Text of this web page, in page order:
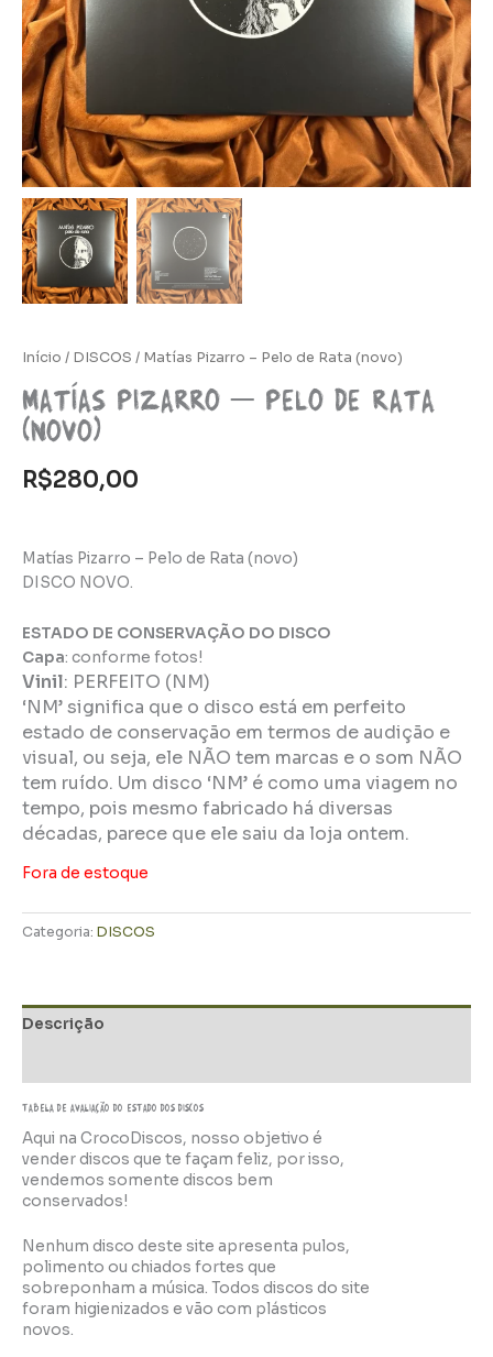
Início / DISCOS / Matías Pizarro – Pelo de Rata (novo)
Matías Pizarro – Pelo de Rata
(novo)
R$280,00
Matías Pizarro – Pelo de Rata (novo)
DISCO NOVO.
ESTADO DE CONSERVAÇÃO DO DISCO
Capa: conforme fotos!
Vinil: PERFEITO (NM)
‘NM’ significa que o disco está em perfeito
estado de conservação em termos de audição e
visual, ou seja, ele NÃO tem marcas e o som NÃO
tem ruído. Um disco ‘NM’ é como uma viagem no
tempo, pois mesmo fabricado há diversas
décadas, parece que ele saiu da loja ontem.
Fora de estoque
Categoria: DISCOS
Descrição
TABELA DE AVALIAÇÃo do estado dos discos
Aqui na CrocoDiscos, nosso objetivo é
vender discos que te façam feliz, por isso,
vendemos somente discos bem
conservados!
Nenhum disco deste site apresenta pulos,
polimento ou chiados fortes que
sobreponham a música. Todos discos do site
foram higienizados e vão com plásticos
novos.